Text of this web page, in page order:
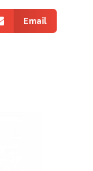
Email